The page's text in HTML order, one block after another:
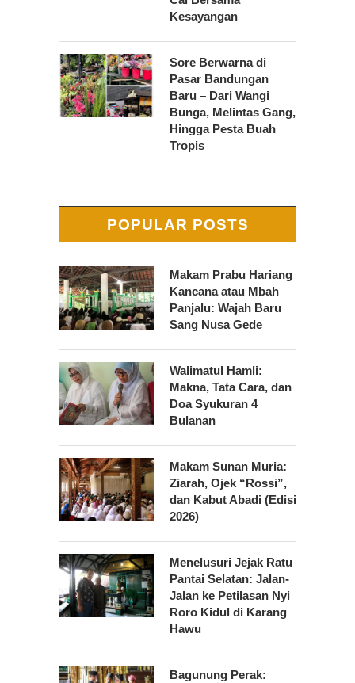
Kesayangan
Sore Berwarna di
Pasar Bandungan
Baru – Dari Wangi
Bunga, Melintas Gang,
Hingga Pesta Buah
Tropis
POPULAR POSTS
Makam Prabu Hariang
Kancana atau Mbah
Panjalu: Wajah Baru
Sang Nusa Gede
Walimatul Hamli:
Makna, Tata Cara, dan
Doa Syukuran 4
Bulanan
Makam Sunan Muria:
Ziarah, Ojek “Rossi”,
dan Kabut Abadi (Edisi
2026)
Menelusuri Jejak Ratu
Pantai Selatan: Jalan-
Jalan ke Petilasan Nyi
Roro Kidul di Karang
Hawu
Bagunung Perak: